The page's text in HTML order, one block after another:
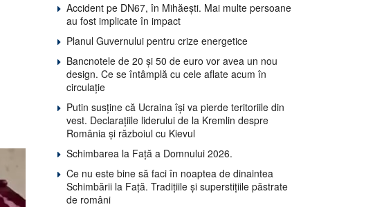
Accident pe DN67, în Mihăești. Mai multe persoane
au fost implicate în impact
Planul Guvernului pentru crize energetice
Bancnotele de 20 și 50 de euro vor avea un nou
design. Ce se întâmplă cu cele aflate acum în
circulație
Putin susține că Ucraina își va pierde teritoriile din
vest. Declarațiile liderului de la Kremlin despre
România și războiul cu Kievul
Schimbarea la Față a Domnului 2026.
Ce nu este bine să faci în noaptea de dinaintea
Schimbării la Față. Tradițiile și superstițiile păstrate
de români